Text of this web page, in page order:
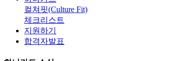
컬쳐핏(Culture Fit)
체크리스트
지원하기
합격자발표